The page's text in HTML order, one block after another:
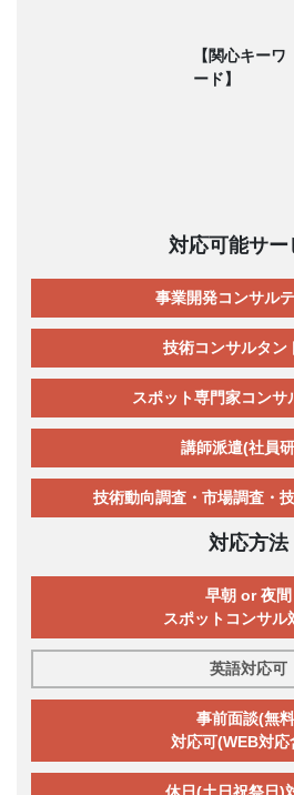
【関心キーワ
ード】
対応可能サー
事業開発コンサル
技術コンサルタン
スポット専門家コンサ
講師派遣(社員
技術動向調査・市場調査・
対応方法
早朝 or 夜間
スポットコンサル
英語対応可
事前面談(無
対応可(WEB対応
休日(土日祝祭日)